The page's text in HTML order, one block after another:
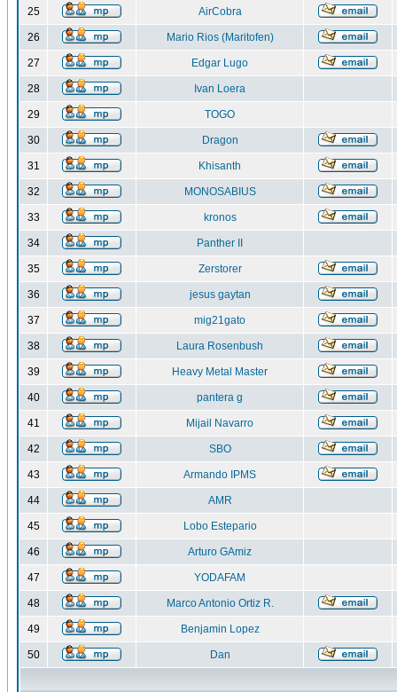
25 AirCobra
26 Mario Rios (Maritofen)
27 Edgar Lugo
28 Ivan Loera
29 TOGO
30 Dragon
31 Khisanth
32 MONOSABIUS
33 kronos
34 Panther II
35 Zerstorer
36 jesus gaytan
37 mig21gato
38 Laura Rosenbush
39 Heavy Metal Master
40 pantera g
41 Mijail Navarro
42 SBO
43 Armando IPMS
44 AMR
45 Lobo Estepario
46 Arturo GAmiz
47 YODAFAM
48 Marco Antonio Ortiz R.
49 Benjamin Lopez
50 Dan